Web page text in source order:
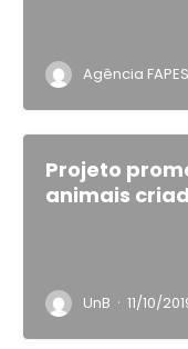
Agência
Projeto
animais
UnB · 11/10/